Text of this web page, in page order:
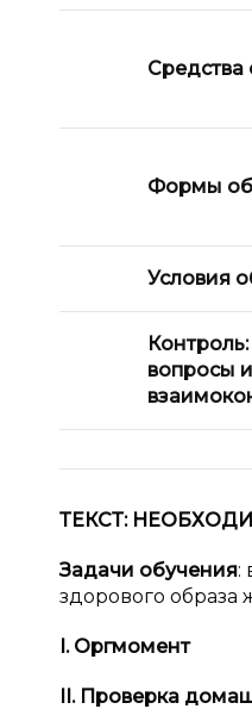
Средства
Формы
Условия
вопросы и
ТЕКСТ:
Задачи обучения:
здорового образа
I. Оргмомент
II. Проверка